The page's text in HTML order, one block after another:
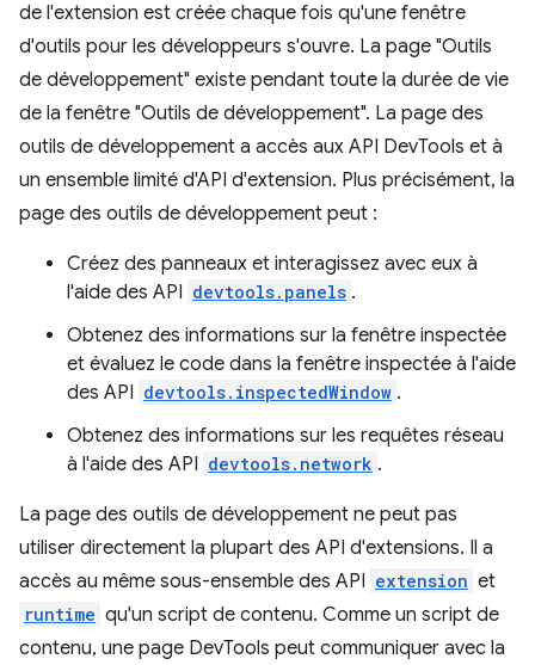
de l'extension est créée chaque fois qu'une fenêtre
d'outils pour les développeurs s'ouvre. La page "Outils
de développement" existe pendant toute la durée de vie
de la fenêtre "Outils de développement". La page des
outils de développement a accès aux API DevTools et à
un ensemble limité d'API d'extension. Plus précisément, la
page des outils de développement peut :
Créez des panneaux et interagissez avec eux à
l'aide des API devtools.panels .
Obtenez des informations sur la fenêtre inspectée
et évaluez le code dans la fenêtre inspectée à l'aide
des API devtools.inspectedWindow .
Obtenez des informations sur les requêtes réseau
à l'aide des API devtools.network .
La page des outils de développement ne peut pas
utiliser directement la plupart des API d'extensions. Il a
accès au même sous-ensemble des API extension et
runtime qu'un script de contenu. Comme un script de
contenu, une page DevTools peut communiquer avec la